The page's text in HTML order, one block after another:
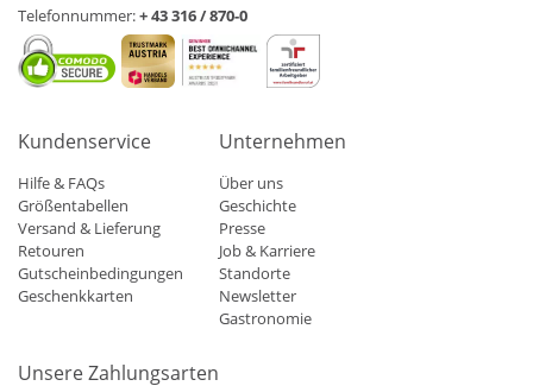
Telefonnummer:+ 43 316 / 870-0
Kundenservice
Hilfe & FAQs
Größentabellen
Versand & Lieferung
Retouren
Gutscheinbedingungen
Geschenkkarten
Unternehmen
Über uns
Geschichte
Presse
Job & Karriere
Standorte
Newsletter
Gastronomie
Unsere Zahlungsarten